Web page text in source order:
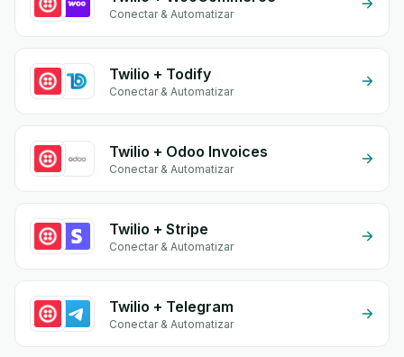
Conectar & Automatizar
Twilio + Todify
Conectar & Automatizar
Twilio + Odoo Invoices
Conectar & Automatizar
Twilio + Stripe
Conectar & Automatizar
Twilio + Telegram
Conectar & Automatizar